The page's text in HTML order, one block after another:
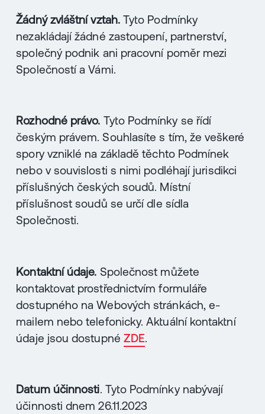
Žádný zvláštní vztah.Tyto Podmínky
nezakládají žádné zastoupení, partnerství,
společný podnik ani pracovní poměr mezi
Společností a Vámi.
Rozhodné právo. Tyto Podmínky se řídí
českým právem. Souhlasíte s tím, že veškeré
spory vzniklé na základě těchto Podmínek
nebo v souvislosti s nimi podléhají jurisdikci
příslušných českých soudů. Místní
příslušnost soudů se určí dle sídla
Společnosti.
Kontaktní údaje. Společnost můžete
kontaktovat prostřednictvím formuláře
dostupného na Webových stránkách, e-
mailem nebo telefonicky. Aktuální kontaktní
údaje jsou dostupné ZDE.
Datum účinnosti. Tyto Podmínky nabývají
účinnosti dnem 26.11.2023